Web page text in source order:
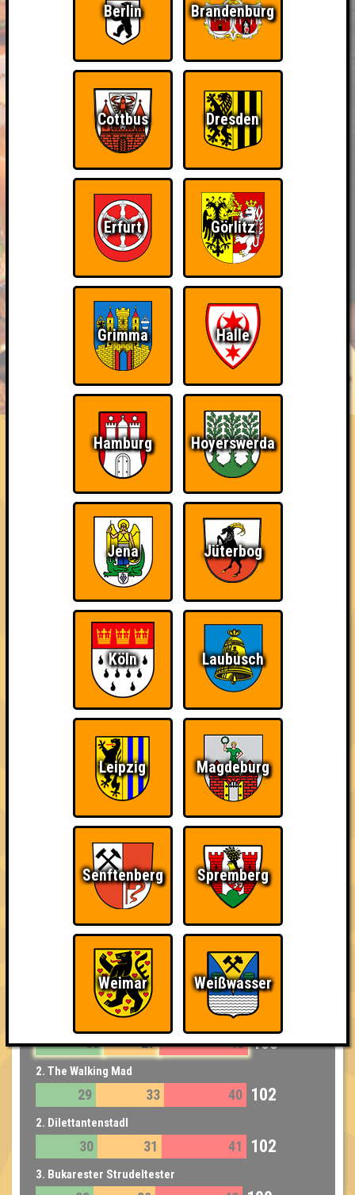
HIGHSCORE RESERVIERUNG
FAQ ÜBER UNS
SOUNDCHECK No. 50 // Leipzig
Das Musikquiz im Biergarten Ilses Erika · 23.07.2026 · Ilses
Angemeldete Teams
1. Schnelli Shit
33
27 43 103
2. The Walking Mad
29 33 40 102
2. Dilettantenstadl
30 31 41 102
3. Bukarester Strudeltester
Berlin Brandenburg
Cottbus Dresden
Erfurt Görlitz
Grimma Halle
Hamburg Hoyerswerda
Jena Jüterbog
Köln Laubusch
Leipzig Magdeburg
Senftenberg Spremberg
Weimar Weißwasser